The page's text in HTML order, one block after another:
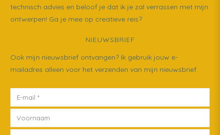
technisch advies en beloof je dat ik je zal verrassen met mijn
ontwerpen! Ga je mee op creatieve reis?
NIEUWSBRIEF
Ook mijn nieuwsbrief ontvangen? Ik gebruik jouw e-
mailadres alleen voor het verzenden van mijn nieuwsbrief.